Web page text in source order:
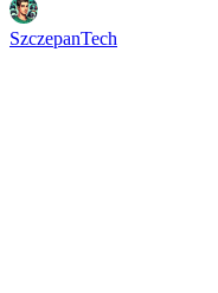
SzczepanTech